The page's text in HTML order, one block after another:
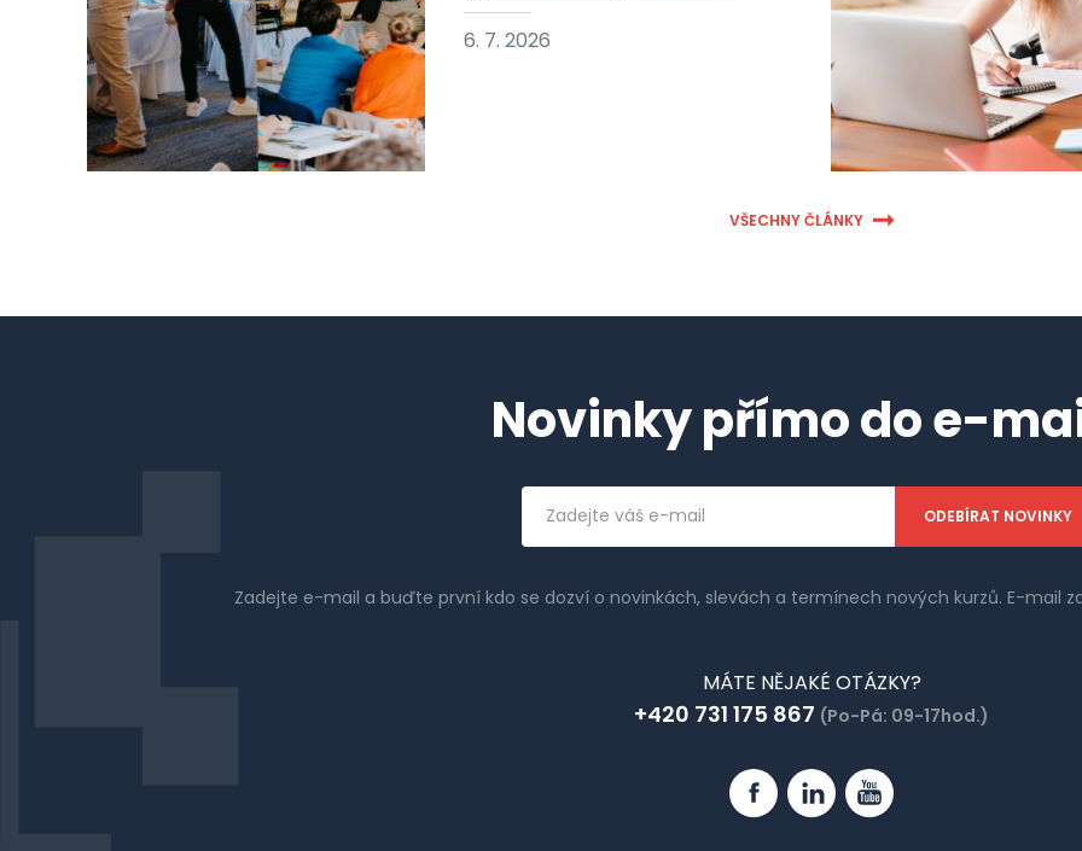
6. 7. 2026
VŠECHNY ČLÁNKY
Novinky přímo do e-
Emailová
adresa
Zadejte e-mail a buďte první kdo se dozví o novinkách, slevách a termínech nových kurzů. E-mail
MÁTE NĚJAKÉ OTÁZKY?
+420 731 175 867 (Po-Pá: 09-17hod.)
FacebookLinkedinYouTube